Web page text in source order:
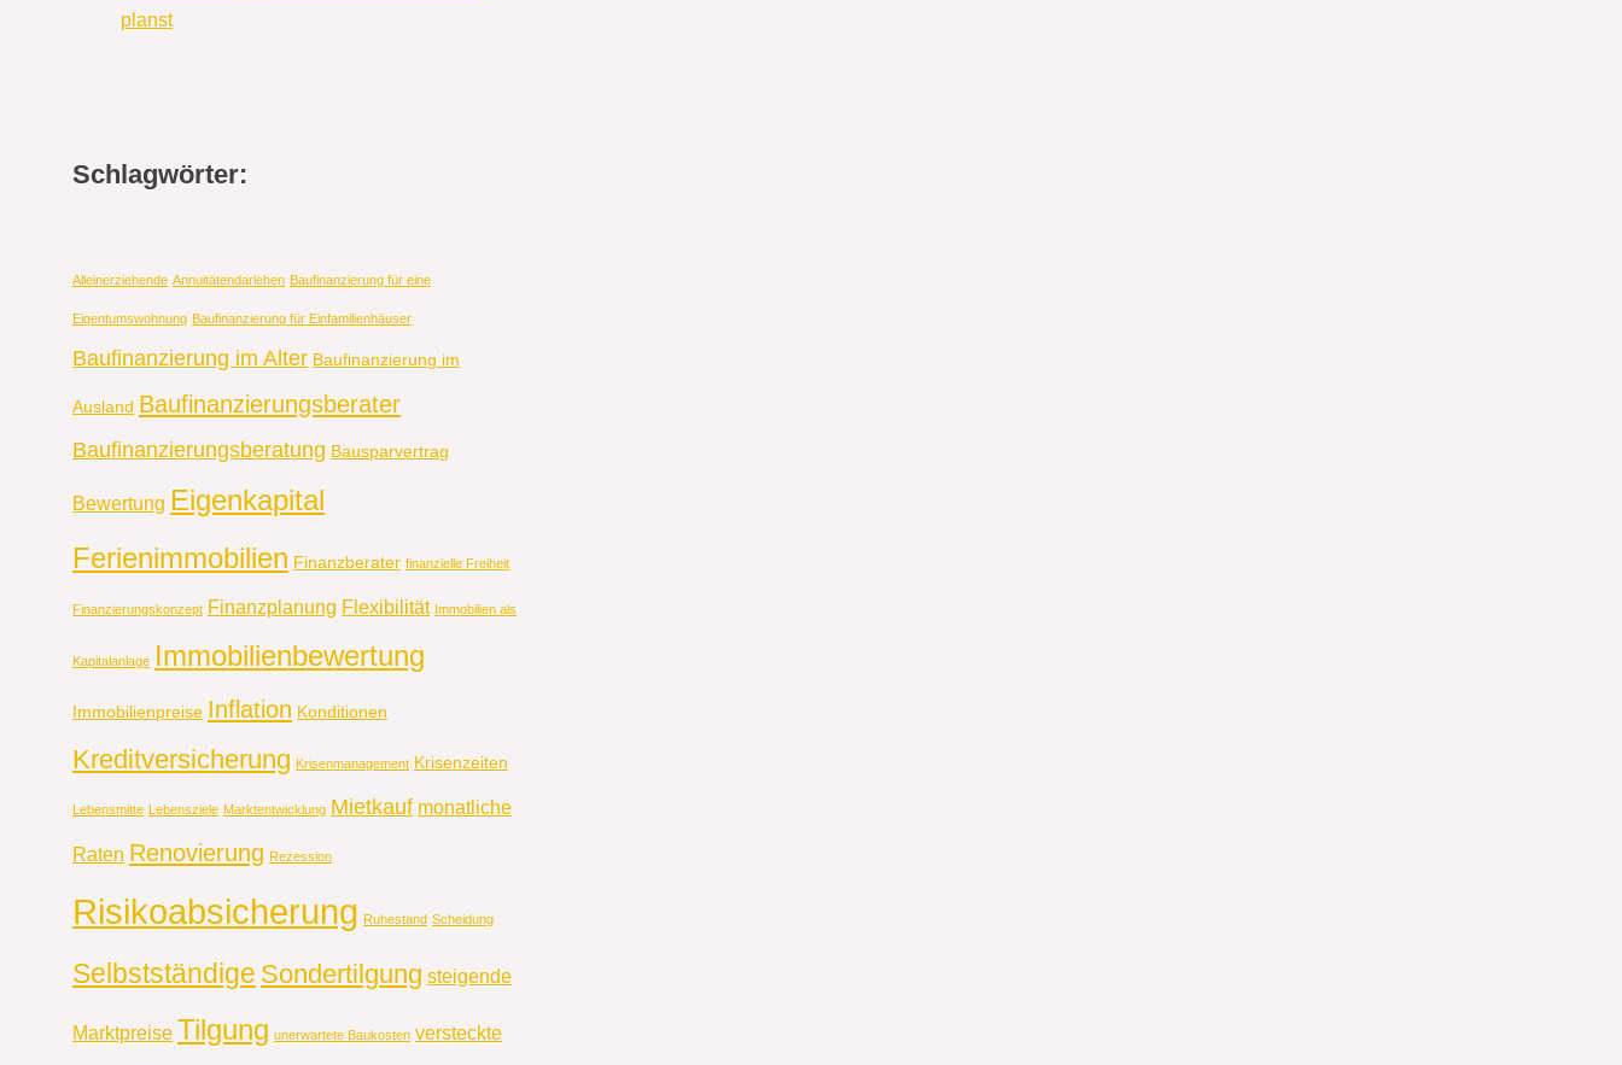
planst
Schlagwörter:
Alleinerziehende Annuitätendarlehen Baufinanzierung für eine
Eigentumswohnung Baufinanzierung für Einfamilienhäuser
Baufinanzierung im Alter Baufinanzierung im
Ausland Baufinanzierungsberater
Baufinanzierungsberatung Bausparvertrag
Bewertung Eigenkapital
Ferienimmobilien Finanzberater finanzielle Freiheit
Finanzierungskonzept Finanzplanung Flexibilität Immobilien als
Kapitalanlage Immobilienbewertung
Immobilienpreise Inflation Konditionen
Kreditversicherung Krisenmanagement Krisenzeiten
Lebensmitte Lebensziele Marktentwicklung Mietkauf monatliche
Raten Renovierung Rezession
Risikoabsicherung Ruhestand Scheidung
Selbstständige Sondertilgung steigende
Marktpreise Tilgung unerwartete Baukosten versteckte